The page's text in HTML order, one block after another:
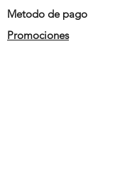
Metodo de pago
Promociones